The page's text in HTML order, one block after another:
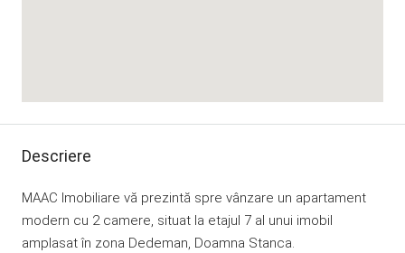
Descriere
MAAC Imobiliare vă prezintă spre vânzare un apartament
modern cu 2 camere, situat la etajul 7 al unui imobil
amplasat în zona Dedeman, Doamna Stanca.